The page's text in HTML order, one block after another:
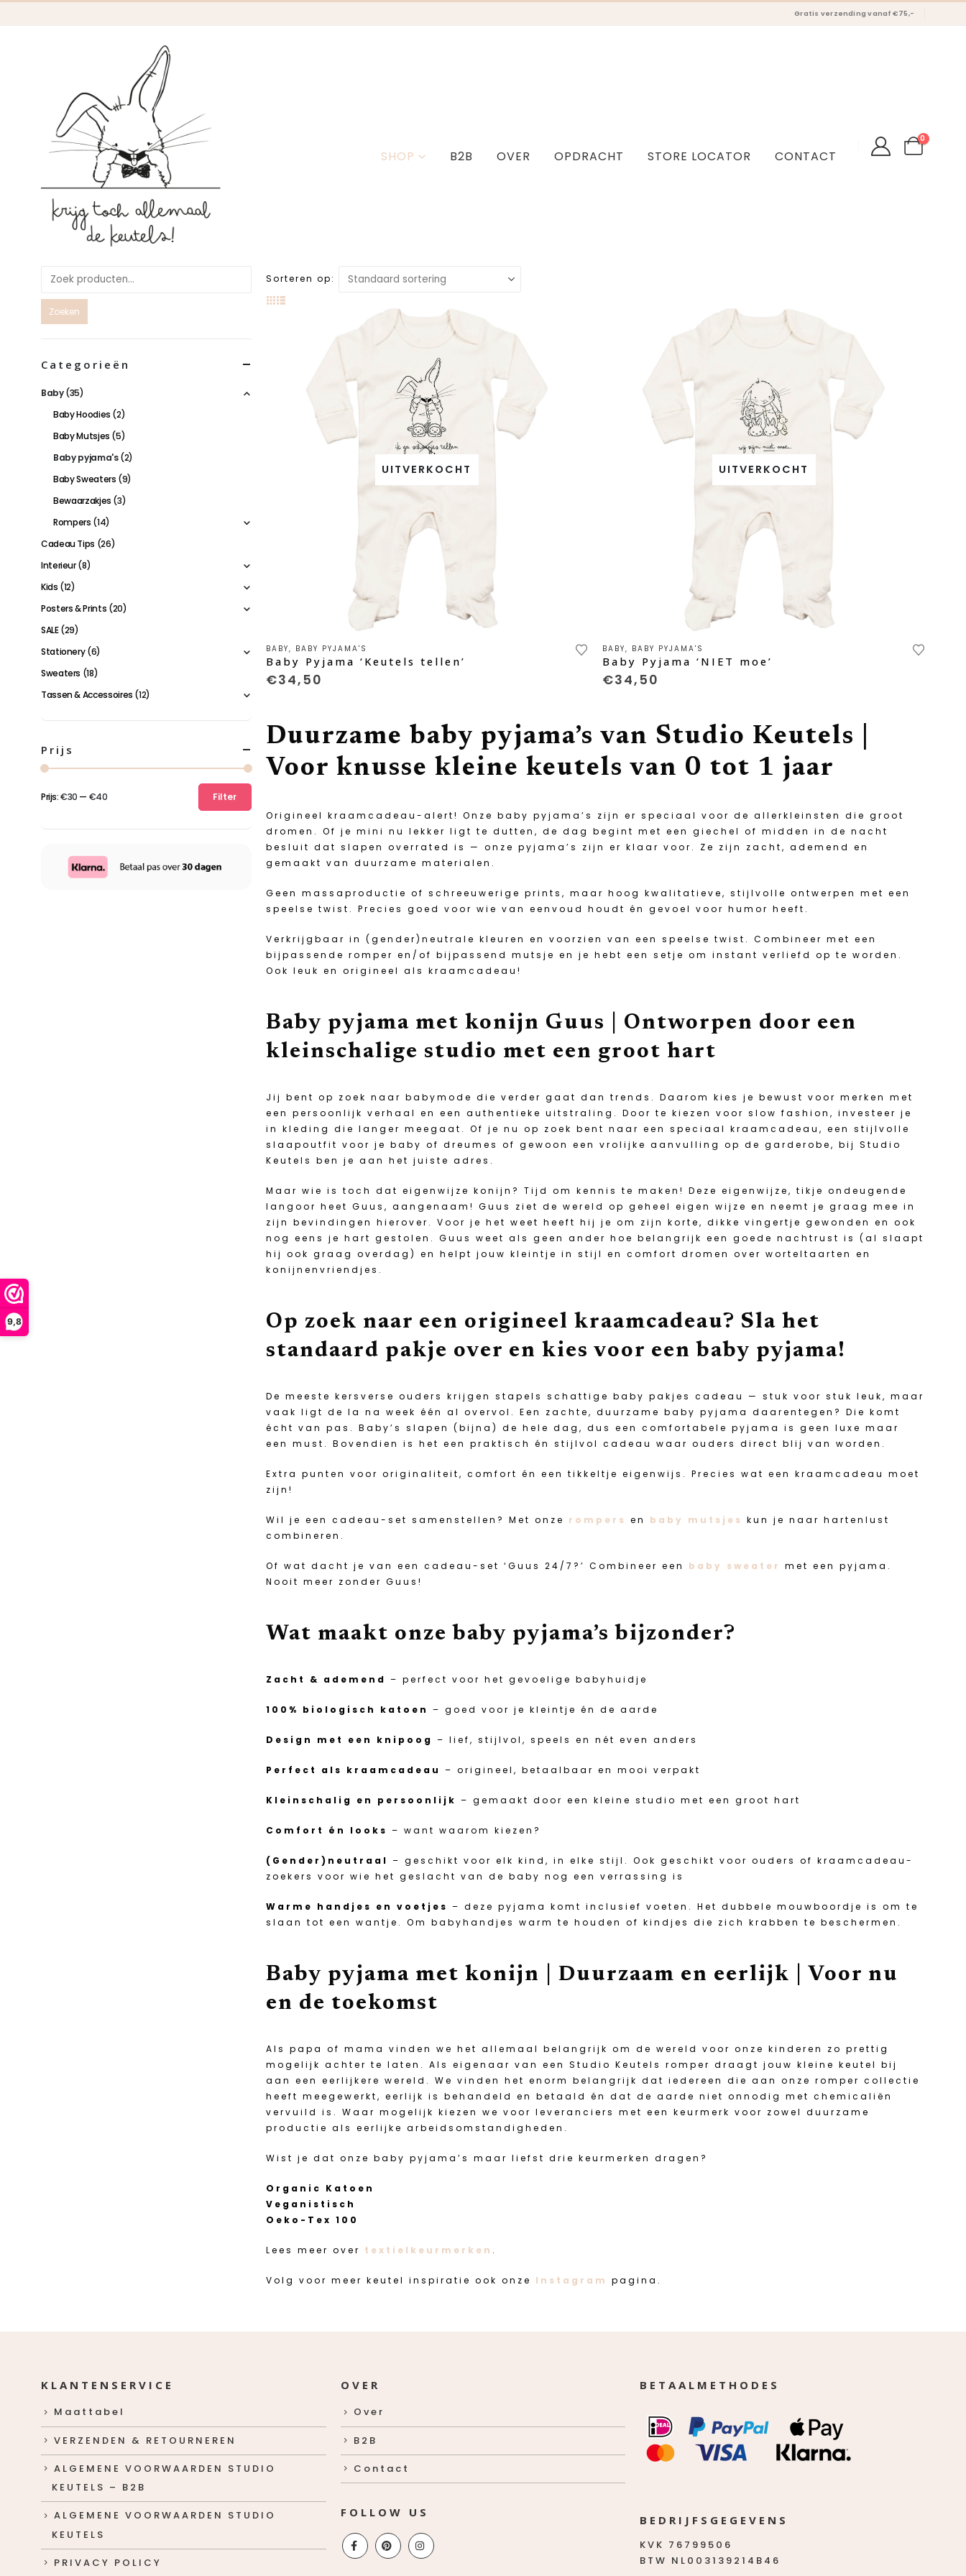
9,8
Gratis verzending vanaf €75,-
SHOP B2B OVER OPDRACHT STORE LOCATOR CONTACT
0
Sorteren op:
UITVERKOCHT
product
heeft
meerdere
optie
gekozen
de
productpagina
BABY, BABY PYJAMA'S
Baby Pyjama ‘Keutels tellen’
€34,50
UITVERKOCHT
product
heeft
meerdere
optie
gekozen
de
productpagina
BABY, BABY PYJAMA'S
Baby Pyjama ‘NIET moe’
€34,50
Duurzame baby pyjama’s van Studio Keutels |
Voor knusse kleine keutels van 0 tot 1 jaar
Origineel kraamcadeau-alert! Onze baby pyjama’s zijn er speciaal voor de allerkleinsten die groot
dromen. Of je mini nu lekker ligt te dutten, de dag begint met een giechel of midden in de nacht
besluit dat slapen overrated is — onze pyjama’s zijn er klaar voor. Ze zijn zacht, ademend en
gemaakt van duurzame materialen.
Geen massaproductie of schreeuwerige prints, maar hoog kwalitatieve, stijlvolle ontwerpen met een
speelse twist. Precies goed voor wie van eenvoud houdt én gevoel voor humor heeft.
Verkrijgbaar in (gender)neutrale kleuren en voorzien van een speelse twist. Combineer met een
bijpassende romper en/of bijpassend mutsje en je hebt een setje om instant verliefd op te worden.
Ook leuk en origineel als kraamcadeau!
Baby pyjama met konijn Guus | Ontworpen door een
kleinschalige studio met een groot hart
Jij bent op zoek naar babymode die verder gaat dan trends. Daarom kies je bewust voor merken met
een persoonlijk verhaal en een authentieke uitstraling. Door te kiezen voor slow fashion, investeer je
in kleding die langer meegaat. Of je nu op zoek bent naar een speciaal kraamcadeau, een stijlvolle
slaapoutfit voor je baby of dreumes of gewoon een vrolijke aanvulling op de garderobe, bij Studio
Keutels ben je aan het juiste adres.
Maar wie is toch dat eigenwijze konijn? Tijd om kennis te maken! Deze eigenwijze, tikje ondeugende
langoor heet Guus, aangenaam! Guus ziet de wereld op geheel eigen wijze en neemt je graag mee in
zijn bevindingen hierover. Voor je het weet heeft hij je om zijn korte, dikke vingertje gewonden en ook
nog eens je hart gestolen. Guus weet als geen ander hoe belangrijk een goede nachtrust is (al slaapt
hij ook graag overdag) en helpt jouw kleintje in stijl en comfort dromen over worteltaarten en
konijnenvriendjes.
Op zoek naar een origineel kraamcadeau? Sla het
standaard pakje over en kies voor een baby pyjama!
De meeste kersverse ouders krijgen stapels schattige baby pakjes cadeau — stuk voor stuk leuk, maar
vaak ligt de la na week één al overvol. Een zachte, duurzame baby pyjama daarentegen? Die komt
écht van pas. Baby’s slapen (bijna) de hele dag, dus een comfortabele pyjama is geen luxe maar
een must. Bovendien is het een praktisch én stijlvol cadeau waar ouders direct blij van worden.
Extra punten voor originaliteit, comfort én een tikkeltje eigenwijs. Precies wat een kraamcadeau moet
zijn!
Wil je een cadeau-set samenstellen? Met onze rompers en baby mutsjes kun je naar hartenlust
combineren.
Of wat dacht je van een cadeau-set ‘Guus 24/7?’ Combineer een baby sweater met een pyjama.
Nooit meer zonder Guus!
Wat maakt onze baby pyjama’s bijzonder?
Zacht & ademend – perfect voor het gevoelige babyhuidje
100% biologisch katoen – goed voor je kleintje én de aarde
Design met een knipoog – lief, stijlvol, speels en nét even anders
Perfect als kraamcadeau – origineel, betaalbaar en mooi verpakt
Kleinschalig en persoonlijk – gemaakt door een kleine studio met een groot hart
Comfort én looks – want waarom kiezen?
(Gender)neutraal – geschikt voor elk kind, in elke stijl. Ook geschikt voor ouders of kraamcadeau-
zoekers voor wie het geslacht van de baby nog een verrassing is
Warme handjes en voetjes – deze pyjama komt inclusief voeten. Het dubbele mouwboordje is om te
slaan tot een wantje. Om babyhandjes warm te houden of kindjes die zich krabben te beschermen.
Baby pyjama met konijn | Duurzaam en eerlijk | Voor nu
en de toekomst
Als papa of mama vinden we het allemaal belangrijk om de wereld voor onze kinderen zo prettig
mogelijk achter te laten. Als eigenaar van een Studio Keutels romper draagt jouw kleine keutel bij
aan een eerlijkere wereld. We vinden het enorm belangrijk dat iedereen die aan onze romper collectie
heeft meegewerkt, eerlijk is behandeld en betaald én dat de aarde niet onnodig met chemicaliën
vervuild is. Waar mogelijk kiezen we voor leveranciers met een keurmerk voor zowel duurzame
productie als eerlijke arbeidsomstandigheden.
Wist je dat onze baby pyjama’s maar liefst drie keurmerken dragen?
Organic Katoen
Veganistisch
Oeko-Tex 100
Lees meer over textielkeurmerken .
Volg voor meer keutel inspiratie ook onze Instagram pagina.
Zoeken
Categorieën
Baby (35)
Baby Hoodies (2)
Baby Mutsjes (5)
Baby pyjama's (2)
Baby Sweaters (9)
Bewaarzakjes (3)
Rompers (14)
Cadeau Tips (26)
Interieur(8)
Kids (12)
Posters & Prints (20)
SALE (29)
Stationery (6)
Sweaters (18)
Tassen & Accessoires (12)
Prijs
Min.
Max.
Filter
Prijs:€30 — €40
KLANTENSERVICE
Maattabel
VERZENDEN & RETOURNEREN
ALGEMENE VOORWAARDEN STUDIO
KEUTELS – B2B
ALGEMENE VOORWAARDEN STUDIO
KEUTELS
PRIVACY POLICY
OVER
Over
B2B
Contact
FOLLOW US
BETAALMETHODES
BEDRIJFSGEGEVENS
KVK 76799506
BTW NL003139214B46